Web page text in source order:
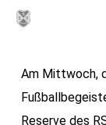
Skip
contentAm Mittwoch,
Reserve des